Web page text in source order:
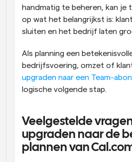
handmatig te beheren, kan je
op wat het belangrijkst is:
sluiten en het bedrijf laten
Als planning een
upgraden naar een Team-
logische volgende stap.
Veelgestelde
upgraden naar de
plannen van